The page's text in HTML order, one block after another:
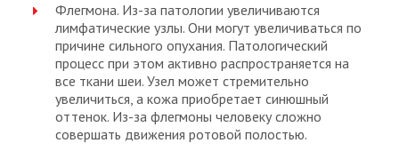
Флегмона. Из-за патологии увеличиваются
лимфатические узлы. Они могут увеличиваться по
причине сильного опухания. Патологический
процесс при этом активно распространяется на
все ткани шеи. Узел может стремительно
увеличиться, а кожа приобретает синюшный
оттенок. Из-за флегмоны человеку сложно
совершать движения ротовой полостью.